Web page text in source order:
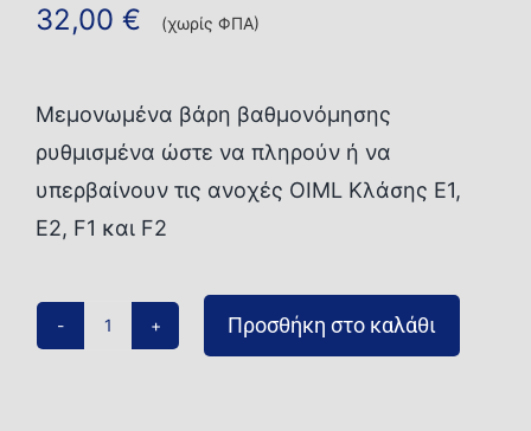
32,00 € (χωρίς ΦΠΑ)
Μεμονωμένα βάρη βαθμονόμησης
ρυθμισμένα ώστε να πληρούν ή να
υπερβαίνουν τις ανοχές OIML Κλάσης E1,
E2, F1 και F2
Προσθήκη στο καλάθι